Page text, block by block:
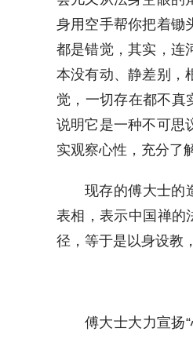
身用空手帮你把着锄
都是错觉，其实，连
本没有动、静差别，
觉，一切存在都不真
说明它是一种不可思
实观察心性，充分了
现存的傅大士的
表相，表示中国禅的
径，等于是以身设教
傅大士大力宣扬